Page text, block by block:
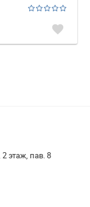
favorite
этаж, пав. 8